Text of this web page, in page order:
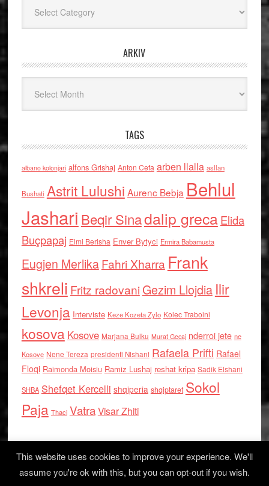
ARKIV
TAGS
albano kolonjari alfons Grishaj Anton Cefa arben llalla asllan
Bushati Astrit Lulushi Aurenc Bebja Behlul
Jashari Beqir Sinadalip grecaElida
Buçpapaj Elmi Berisha Enver Bytyci Ermira Babamusta
Eugjen MerlikaFahri Xharra Frank
shkreli Fritz radovaniGezim Llojdia Ilir
Levonja Interviste Keze Kozeta Zylo Kolec Traboini
kosova Kosove Marjana Bulku Murat Gecaj nderroi jete ne
Kosove Nene Tereza presidenti Nishani Rafaela Prifti Rafael
Floqi Raimonda Moisiu Ramiz Lushaj reshat kripa Sadik Elshani
SHBA Shefqet Kercelli shqiperia shqiptaret Sokol
Paja Thaci VatraVisar Zhiti
This website uses cookies to improve your experience. We'll
assume you're ok with this, but you can opt-out if you wish.